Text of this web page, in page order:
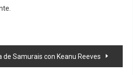
de Samurais con Keanu Reeves